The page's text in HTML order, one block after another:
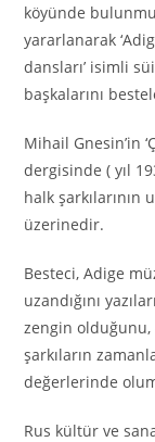
köyünde
yararlanarak
dansları’ isimli
başkalarını
Mihail Gnesin’in
dergisinde ( yıl
halk şarkılarının
üzerinedir.
Besteci, Adige
uzandığını
zengin olduğunu,
şarkıların
değerlerinde
Rus kültür ve